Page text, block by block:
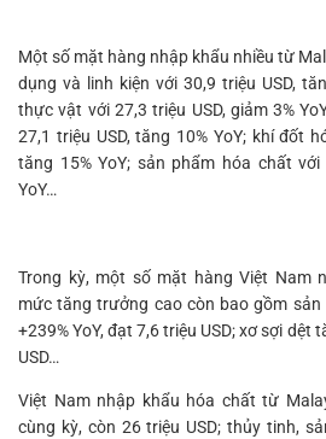
Một số mặt hàng nhập khẩu nhiều từ
dụng và linh kiện với 30,9 triệu USD,
thực vật với 27,3 triệu USD, giảm 3%
27,1 triệu USD, tăng 10% YoY; khí đốt
tăng 15% YoY; sản phẩm hóa chất với
YoY…
Trong kỳ, một số mặt hàng Việt Nam
mức tăng trưởng cao còn bao gồm
+239% YoY, đạt 7,6 triệu USD; xơ sợi dệt
USD…
Việt Nam nhập khẩu hóa chất từ
cùng kỳ, còn 26 triệu USD; thủy tinh,